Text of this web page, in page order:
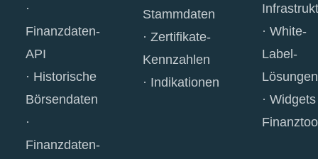
Finanzdaten-
API
Historische
Börsendaten
Finanzdaten-
Stammdaten
Zertifikate-
Kennzahlen
Indikationen
White-
Label-
Lösungen